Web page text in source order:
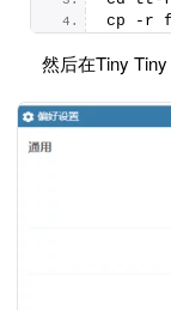
cp -r
然后在Tiny Tiny